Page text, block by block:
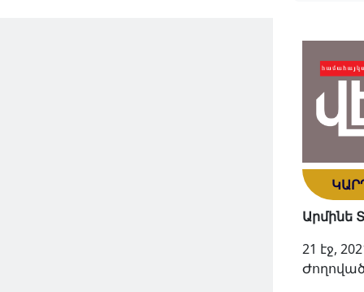
Արմինե
21 էջ,